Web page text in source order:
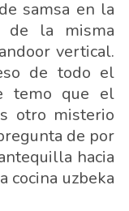
samsa en la
de la misma
vertical.
de todo el
temo que el
otro misterio
de por
hacia
cocina uzbeka